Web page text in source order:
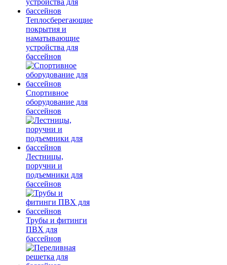
Теплосберегающие
покрытия и
наматывающие
устройства для
бассейнов
Спортивное
оборудование для
бассейнов
Лестницы,
поручни и
подъемники для
бассейнов
Трубы и фитинги
ПВХ для
бассейнов